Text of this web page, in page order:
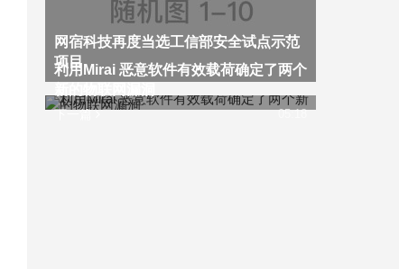
网宿科技再度当选工信部安全试点示范
项目
下一篇
利用Mirai 恶意软件有效载荷确定了两个
05:18